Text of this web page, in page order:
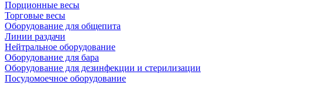
Порционные весы
Торговые весы
Оборудование для общепита
Линии раздачи
Нейтральное оборудование
Оборудование для бара
Оборудование для дезинфекции и стерилизации
Посудомоечное оборудование